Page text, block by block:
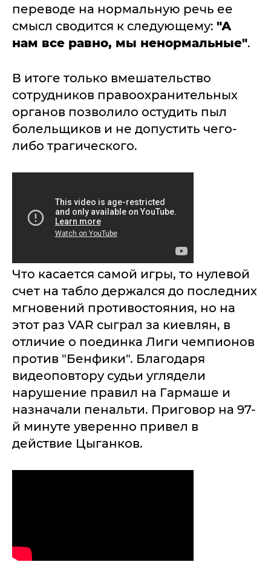
переводе на нормальную речь ее
смысл сводится к следующему: "А
нам все равно, мы ненормальные".
В итоге только вмешательство
сотрудников правоохранительных
органов позволило остудить пыл
болельщиков и не допустить чего-
либо трагического.
Что касается самой игры, то нулевой
счет на табло держался до последних
мгновений противостояния, но на
этот раз VAR сыграл за киевлян, в
отличие о поединка Лиги чемпионов
против "Бенфики". Благодаря
видеоповтору судьи углядели
нарушение правил на Гармаше и
назначали пенальти. Приговор на 97-
й минуте уверенно привел в
действие Цыганков.